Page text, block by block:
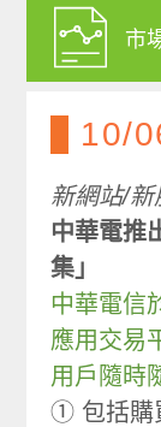
市
10/
新網站/
中華電推
集」
中華電信
應用交易
用戶隨時
① 包括購